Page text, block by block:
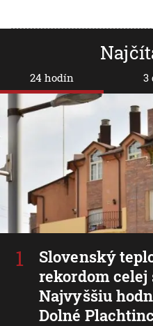
24 hodín
Slovenský
rekordom celej
Najvyššiu
Dolné
3